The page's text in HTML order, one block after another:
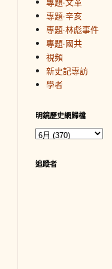
專題·辛亥
專題·林彪事件
專題·國共
視頻
新史記專訪
學者
明鏡歷史網歸檔
追蹤者